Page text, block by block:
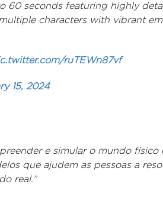
60 seconds featuring highly
characters with vibrant
ruTEWn87vf
15, 2024
e simular o mundo físico
que ajudem as pessoas a
real.”